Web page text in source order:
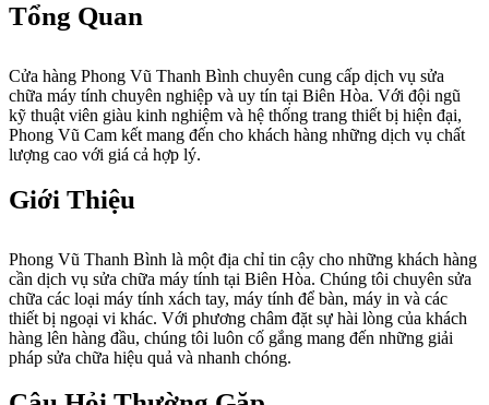
Tổng Quan
Cửa hàng Phong Vũ Thanh Bình chuyên cung cấp dịch vụ sửa
chữa máy tính chuyên nghiệp và uy tín tại Biên Hòa. Với đội ngũ
kỹ thuật viên giàu kinh nghiệm và hệ thống trang thiết bị hiện đại,
Phong Vũ Cam kết mang đến cho khách hàng những dịch vụ chất
lượng cao với giá cả hợp lý.
Giới Thiệu
Phong Vũ Thanh Bình là một địa chỉ tin cậy cho những khách hàng
cần dịch vụ sửa chữa máy tính tại Biên Hòa. Chúng tôi chuyên sửa
chữa các loại máy tính xách tay, máy tính để bàn, máy in và các
thiết bị ngoại vi khác. Với phương châm đặt sự hài lòng của khách
hàng lên hàng đầu, chúng tôi luôn cố gắng mang đến những giải
pháp sửa chữa hiệu quả và nhanh chóng.